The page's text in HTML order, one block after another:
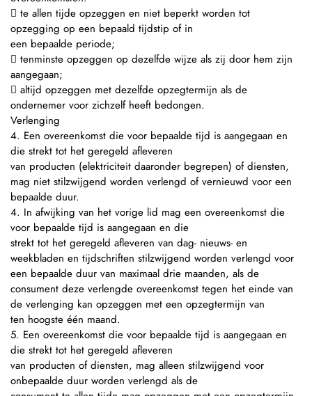
 te allen tijde opzeggen en niet beperkt worden tot
opzegging op een bepaald tijdstip of in
een bepaalde periode;
 tenminste opzeggen op dezelfde wijze als zij door hem zijn
aangegaan;
 altijd opzeggen met dezelfde opzegtermijn als de
ondernemer voor zichzelf heeft bedongen.
Verlenging
4. Een overeenkomst die voor bepaalde tijd is aangegaan en
die strekt tot het geregeld afleveren
van producten (elektriciteit daaronder begrepen) of diensten,
mag niet stilzwijgend worden verlengd of vernieuwd voor een
bepaalde duur.
4. In afwijking van het vorige lid mag een overeenkomst die
voor bepaalde tijd is aangegaan en die
strekt tot het geregeld afleveren van dag- nieuws- en
weekbladen en tijdschriften stilzwijgend worden verlengd voor
een bepaalde duur van maximaal drie maanden, als de
consument deze verlengde overeenkomst tegen het einde van
de verlenging kan opzeggen met een opzegtermijn van
ten hoogste één maand.
5. Een overeenkomst die voor bepaalde tijd is aangegaan en
die strekt tot het geregeld afleveren
van producten of diensten, mag alleen stilzwijgend voor
onbepaalde duur worden verlengd als de